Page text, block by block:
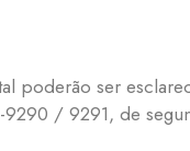
poderão ser
/ 9291, de